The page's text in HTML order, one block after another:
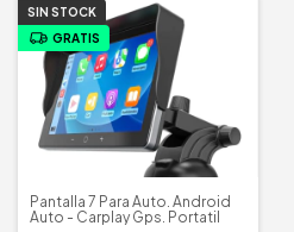
SIN STOCK
GRATIS
Pantalla 7 Para Auto. Android
Auto - Carplay Gps. Portatil